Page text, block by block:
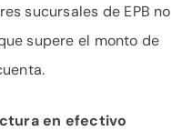
sucursales de EPB no
supere el monto de
en efectivo